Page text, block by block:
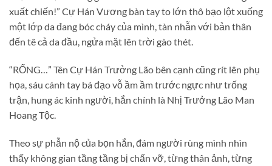
xuất chiến!” Cự Hán Vương bàn tay to lớn thô bạo lột xuống
một lớp da đang bóc cháy của mình, tàn nhẫn với bản thân
đến tê cả da đầu, ngửa mặt lên trời gào thét.
“RỐNG…” Tên Cự Hán Trưởng Lão bên cạnh cũng rít lên phụ
họa, sáu cánh tay bá đạo vỗ ầm ầm trước ngực như trống
trận, hung ác kinh người, hắn chính là Nhị Trưởng Lão Man
Hoang Tộc.
Theo sự phẫn nộ của bọn hắn, đám người rùng mình nhìn
thấy không gian tầng tầng bị chấn vỡ, từng thân ảnh, từng